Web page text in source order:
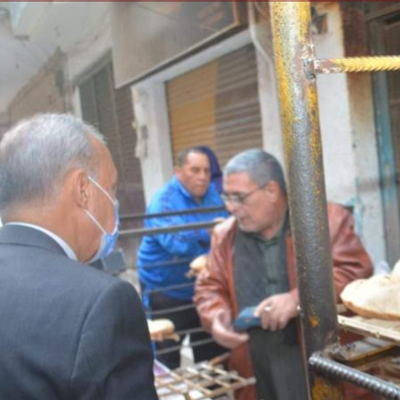
إلهام شرشر تكتب: دي مبقتش كورة..
دي سياسة
الكاتبة إلهام شرشر تهنئ الرئيس
السيسي بعيد ميلاده وتُشيد بجهوده
في بناء الدولة